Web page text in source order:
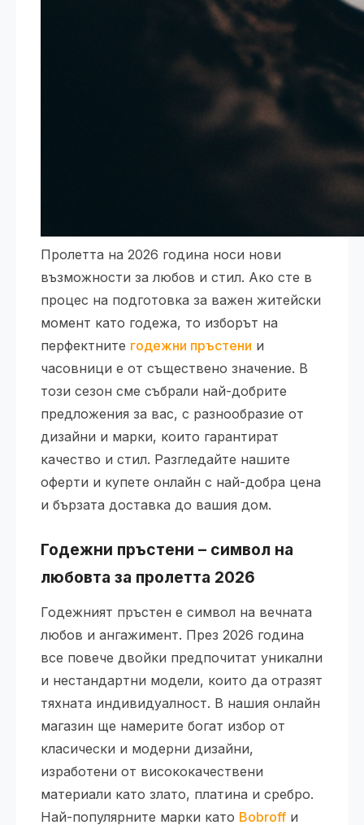
Пролетта на 2026 година носи нови
възможности за любов и стил. Ако сте в
процес на подготовка за важен житейски
момент като годежа, то изборът на
перфектните годежни пръстени и
часовници е от съществено значение. В
този сезон сме събрали най-добрите
предложения за вас, с разнообразие от
дизайни и марки, които гарантират
качество и стил. Разгледайте нашите
оферти и купете онлайн с най-добра цена
и бързата доставка до вашия дом.
Годежни пръстени – символ на
любовта за пролетта 2026
Годежният пръстен е символ на вечната
любов и ангажимент. През 2026 година
все повече двойки предпочитат уникални
и нестандартни модели, които да отразят
тяхната индивидуалност. В нашия онлайн
магазин ще намерите богат избор от
класически и модерни дизайни,
изработени от висококачествени
материали като злато, платина и сребро.
Най-популярните марки като Bobroff и